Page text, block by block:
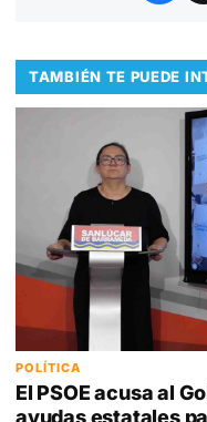
TAMBIÉN TE PUEDE
POLÍTICA
El PSOE acusa al
ayudas estatales